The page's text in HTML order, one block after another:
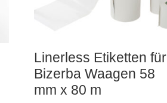
Linerless Etiketten für
Bizerba Waagen 58
mm x 80 m